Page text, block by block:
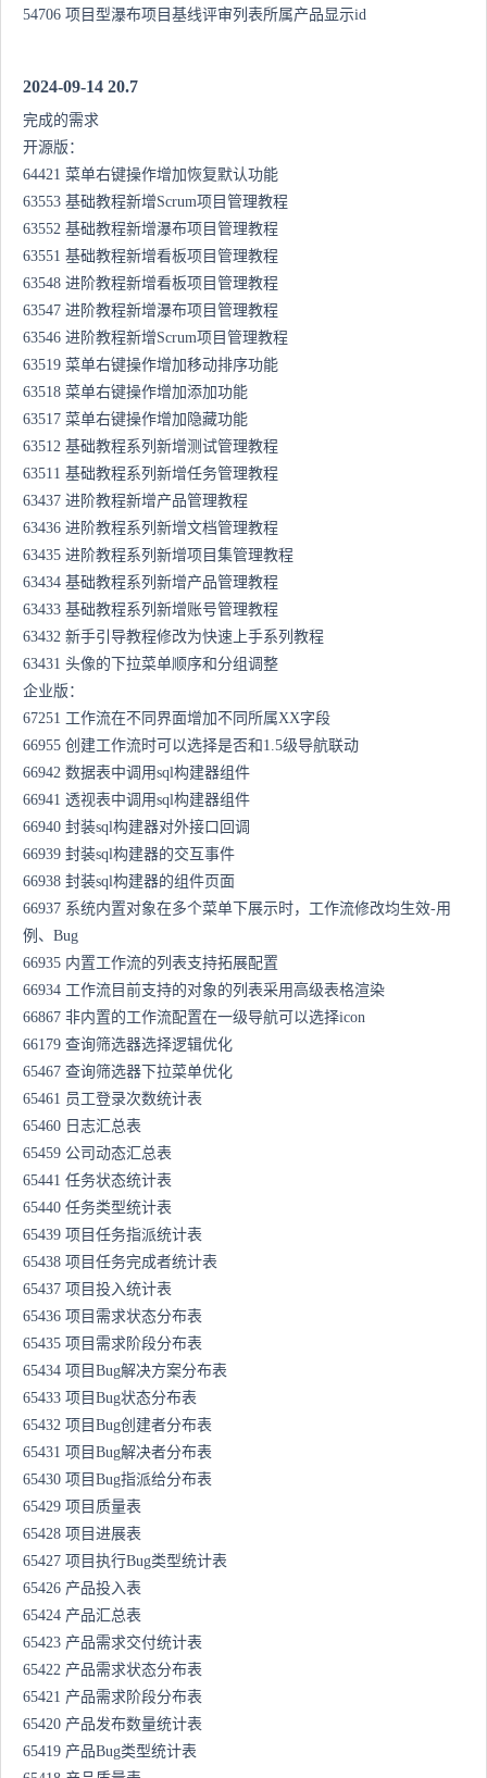
54706 项目型瀑布项目基线评审列表所属产品显示id
2024-09-14 20.7
完成的需求
开源版：
64421 菜单右键操作增加恢复默认功能
63553 基础教程新增Scrum项目管理教程
63552 基础教程新增瀑布项目管理教程
63551 基础教程新增看板项目管理教程
63548 进阶教程新增看板项目管理教程
63547 进阶教程新增瀑布项目管理教程
63546 进阶教程新增Scrum项目管理教程
63519 菜单右键操作增加移动排序功能
63518 菜单右键操作增加添加功能
63517 菜单右键操作增加隐藏功能
63512 基础教程系列新增测试管理教程
63511 基础教程系列新增任务管理教程
63437 进阶教程新增产品管理教程
63436 进阶教程系列新增文档管理教程
63435 进阶教程系列新增项目集管理教程
63434 基础教程系列新增产品管理教程
63433 基础教程系列新增账号管理教程
63432 新手引导教程修改为快速上手系列教程
63431 头像的下拉菜单顺序和分组调整
企业版：
67251 工作流在不同界面增加不同所属XX字段
66955 创建工作流时可以选择是否和1.5级导航联动
66942 数据表中调用sql构建器组件
66941 透视表中调用sql构建器组件
66940 封装sql构建器对外接口回调
66939 封装sql构建器的交互事件
66938 封装sql构建器的组件页面
66937 系统内置对象在多个菜单下展示时，工作流修改均生效-用
例、Bug
66935 内置工作流的列表支持拓展配置
66934 工作流目前支持的对象的列表采用高级表格渲染
66867 非内置的工作流配置在一级导航可以选择icon
66179 查询筛选器选择逻辑优化
65467 查询筛选器下拉菜单优化
65461 员工登录次数统计表
65460 日志汇总表
65459 公司动态汇总表
65441 任务状态统计表
65440 任务类型统计表
65439 项目任务指派统计表
65438 项目任务完成者统计表
65437 项目投入统计表
65436 项目需求状态分布表
65435 项目需求阶段分布表
65434 项目Bug解决方案分布表
65433 项目Bug状态分布表
65432 项目Bug创建者分布表
65431 项目Bug解决者分布表
65430 项目Bug指派给分布表
65429 项目质量表
65428 项目进展表
65427 项目执行Bug类型统计表
65426 产品投入表
65424 产品汇总表
65423 产品需求交付统计表
65422 产品需求状态分布表
65421 产品需求阶段分布表
65420 产品发布数量统计表
65419 产品Bug类型统计表